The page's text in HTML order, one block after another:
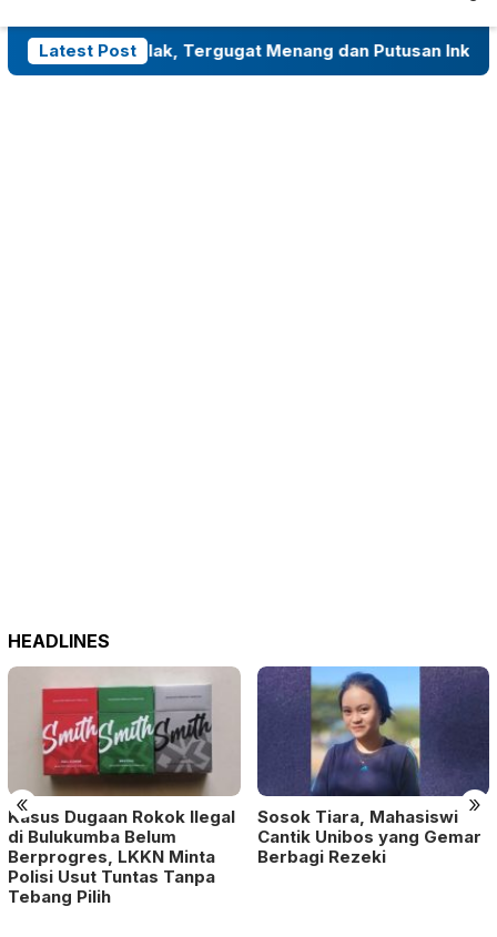
Latest Post
Ditolak, Tergugat Menang dan Putusan Inkracht
HEADLINES
« »
Kasus Dugaan Rokok Ilegal
di Bulukumba Belum
Berprogres, LKKN Minta
Polisi Usut Tuntas Tanpa
Tebang Pilih
Sosok Tiara, Mahasiswi
Cantik Unibos yang Gemar
Berbagi Rezeki